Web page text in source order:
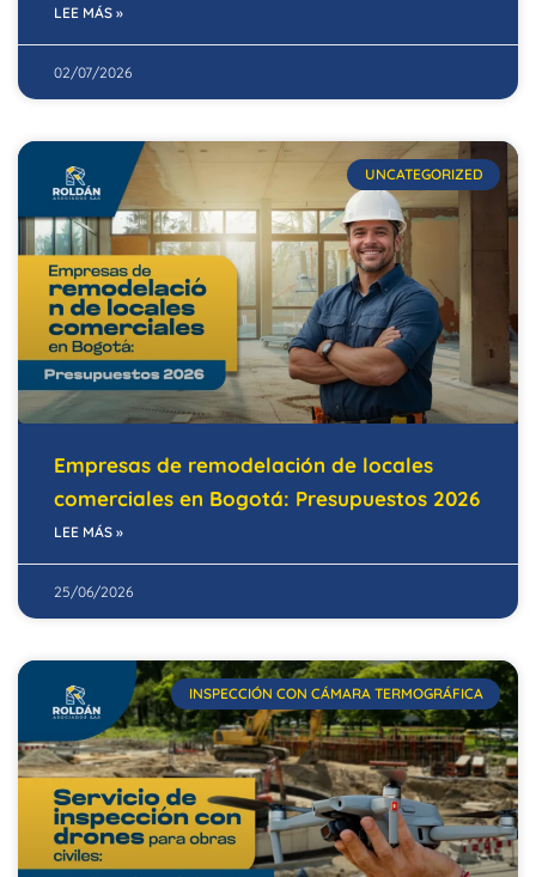
LEE MÁS »
02/07/2026
UNCATEGORIZED
Empresas de remodelación de locales
comerciales en Bogotá: Presupuestos 2026
LEE MÁS »
25/06/2026
INSPECCIÓN CON CÁMARA TERMOGRÁFICA